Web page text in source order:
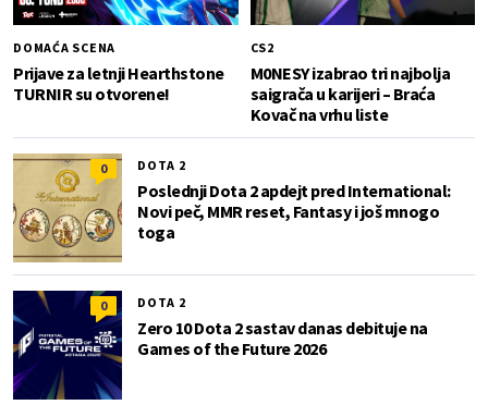
DOMAĆA SCENA
Prijave za letnji Hearthstone
TURNIR su otvorene!
CS2
M0NESY izabrao tri najbolja
saigrača u karijeri – Braća
Kovač na vrhu liste
0 DOTA 2
Poslednji Dota 2 apdejt pred International:
Novi peč, MMR reset, Fantasy i još mnogo
toga
0 DOTA 2
Zero 10 Dota 2 sastav danas debituje na
Games of the Future 2026